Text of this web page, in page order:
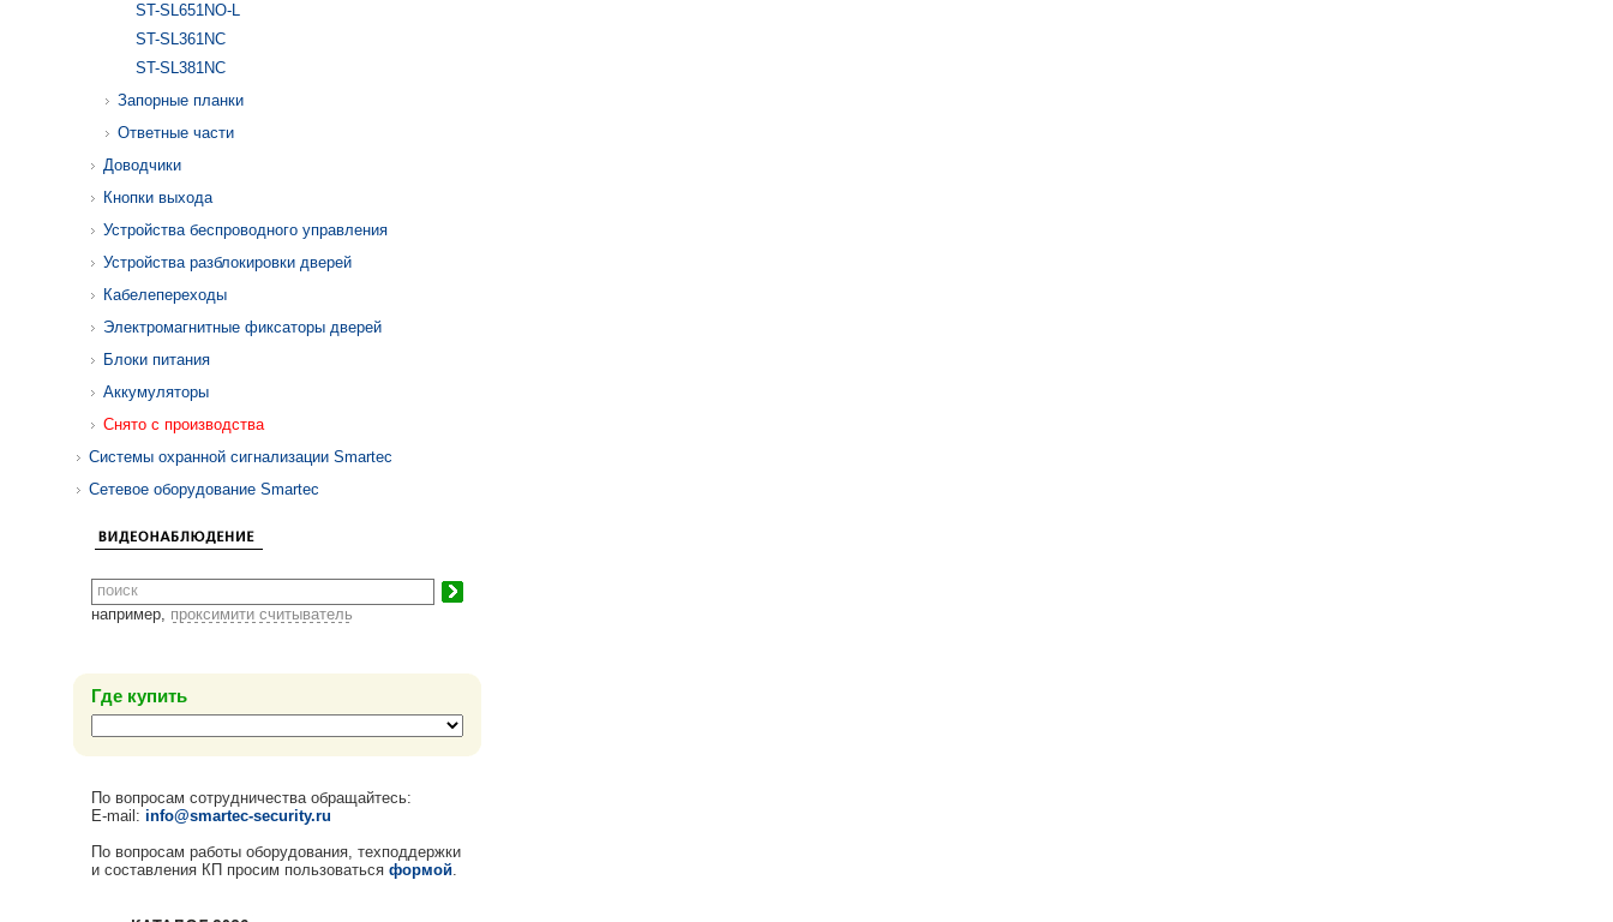
ST-SL651NO-L
ST-SL361NC
ST-SL381NC
Запорные планки
Ответные части
Доводчики
Кнопки выхода
Устройства беспроводного управления
Устройства разблокировки дверей
Кабелепереходы
Электромагнитные фиксаторы дверей
Блоки питания
Аккумуляторы
Снято с производства
Системы охранной сигнализации Smartec
Сетевое оборудование Smartec
например, проксимити считыватель
Где купить
По вопросам сотрудничества обращайтесь:
E-mail: info@smartec-security.ru
По вопросам работы оборудования, техподдержки
и составления КП просим пользоваться формой